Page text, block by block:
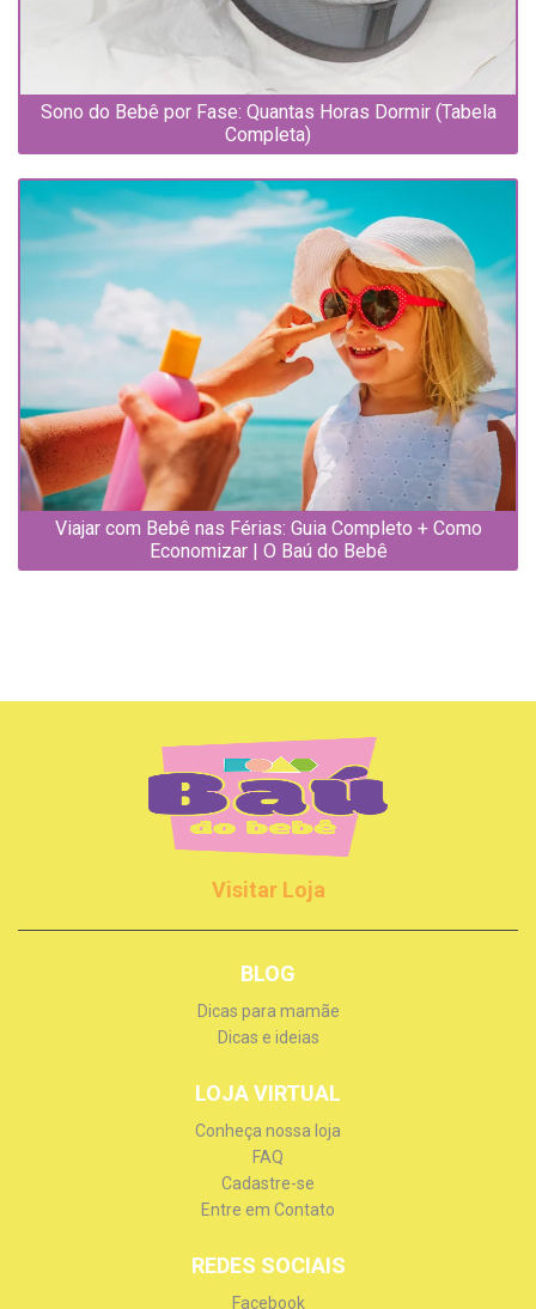
Sono do Bebê por Fase: Quantas Horas Dormir (Tabela
Completa)
Viajar com Bebê nas Férias: Guia Completo + Como
Economizar | O Baú do Bebê
Visitar Loja
BLOG
Dicas para mamãe
Dicas e ideias
LOJA VIRTUAL
Conheça nossa loja
FAQ
Cadastre-se
Entre em Contato
REDES SOCIAIS
Facebook